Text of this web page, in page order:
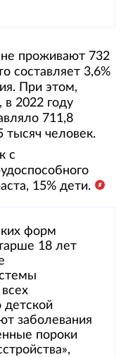
проживают 732
составляет 3,6%
При этом,
в 2022 году
711,8
тысяч человек.
с
15% дети.
форм
18 лет
детской
заболевания
пороки